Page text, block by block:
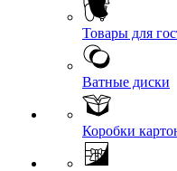
Товары для
Ватные диски
Коробки